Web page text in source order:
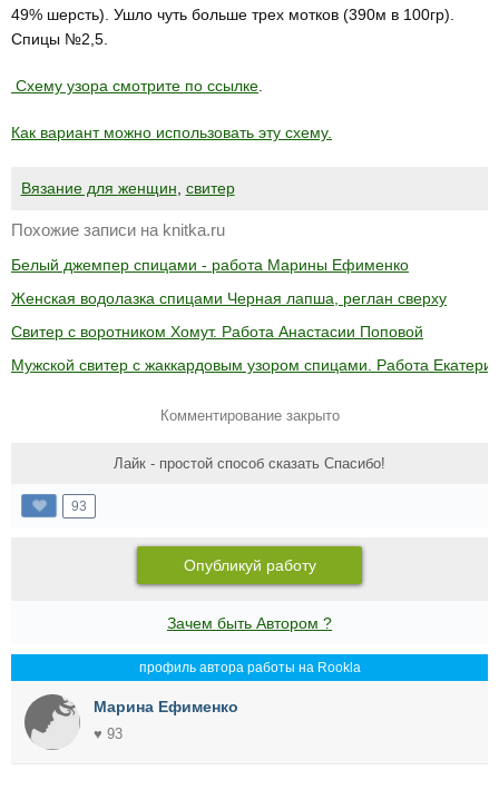
49% шерсть). Ушло чуть больше трех мотков (390м в 100гр).
Спицы №2,5.
Схему узора смотрите по ссылке
Как вариант можно использовать эту схему.
Вязание для женщин свитер
Похожие записи на knitka.ru
Белый джемпер спицами - работа Марины Ефименко
Женская водолазка спицами Черная лапша, реглан сверху
Свитер с воротником Хомут. Работа Анастасии Поповой
Мужской свитер с жаккардовым узором спицами. Работа
Комментирование закрыто
Лайк - простой способ сказать Спасибо!
93
Опубликуй работу
Зачем быть Автором ?
профиль автора работы на Rookla
Марина Ефименко
♥ 93